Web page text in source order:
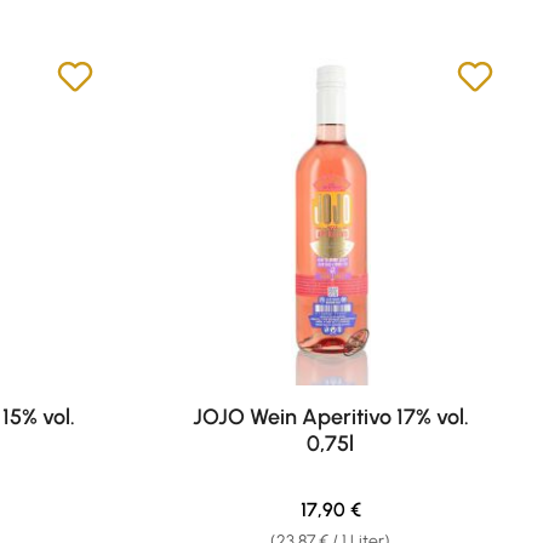
vol.
JOJO Wein Aperitivo 17% vol.
0,75l
Regulärer Preis:
17,90 €